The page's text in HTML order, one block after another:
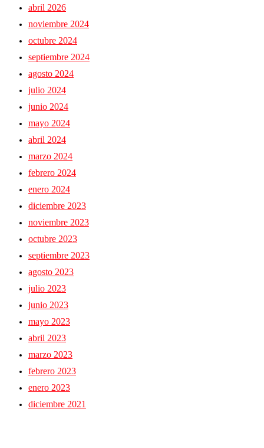
abril 2026
noviembre 2024
octubre 2024
septiembre 2024
agosto 2024
julio 2024
junio 2024
mayo 2024
abril 2024
marzo 2024
febrero 2024
enero 2024
diciembre 2023
noviembre 2023
octubre 2023
septiembre 2023
agosto 2023
julio 2023
junio 2023
mayo 2023
abril 2023
marzo 2023
febrero 2023
enero 2023
diciembre 2021